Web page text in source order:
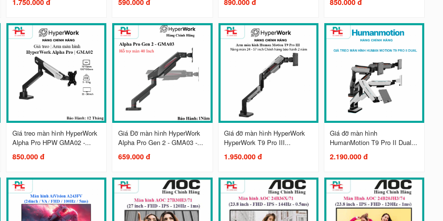
Giá treo màn hình HyperWork
Alpha Pro HPW GMA02 -...
850.000 đ
Giá Đỡ màn hình HyperWork
Alpha Pro Gen 2 - GMA03 -...
659.000 đ
Giá đỡ màn hình HyperWork
HyperWork T9 Pro III...
1.950.000 đ
Giá đỡ màn hình
HumanMotion T9 Pro II Dual...
2.190.000 đ